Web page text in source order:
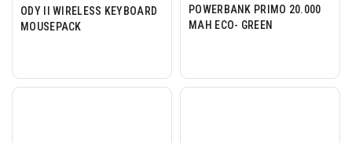
ODY II WIRELESS KEYBOARD
MOUSEPACK
POWERBANK PRIMO 20.000
MAH ECO- GREEN